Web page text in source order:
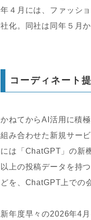
年４月には、ファッシ
社化。同社は同年５月
コーディネート
かねてからAI活用に積
組み合わせた新規サー
には「ChatGPT」の新
以上の投稿データを持
どを、ChatGPT上での
新年度早々の2026年4